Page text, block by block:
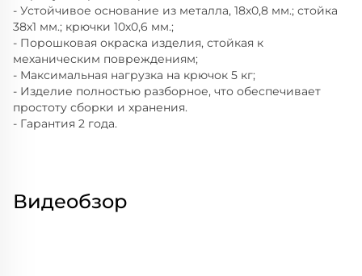
- Устойчивое основание из металла, 18х0,8 мм.; стойка
38х1 мм.; крючки 10х0,6 мм.;
- Порошковая окраска изделия, стойкая к
механическим повреждениям;
- Максимальная нагрузка на крючок 5 кг;
- Изделие полностью разборное, что обеспечивает
простоту сборки и хранения.
- Гарантия 2 года.
Видеобзор